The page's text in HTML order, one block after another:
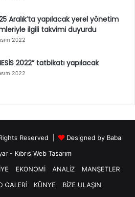
Aralık’ta yapılacak yerel yönetim
ilgili takvimi duyurdu
2022
2022” tatbikatı yapılacak
2022
Reserved | Designed by Baba
- Kıbrıs Web Tasarım
EKONOMİ ANALİZ
MANŞETLER
GALERİ KÜNYE BİZE ULAŞIN